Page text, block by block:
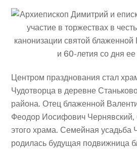
Центром празднования стал
Чудотворца в деревне
района. Отец блаженной
Феодор Иосифович Чернявский,
этого храма. Семейная усадьба
родилась будущая подвижница